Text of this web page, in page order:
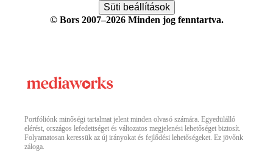
Süti beállítások
© Bors 2007–2026 Minden jog fenntartva.
Portfóliónk minőségi tartalmat jelent minden olvasó számára. Egyedülálló
elérést, országos lefedettséget és változatos megjelenési lehetőséget biztosít.
Folyamatosan keressük az új irányokat és fejlődési lehetőségeket. Ez jövőnk
záloga.